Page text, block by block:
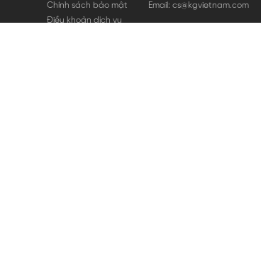
Chính sách bảo mật
Điều khoản dịch vụ
Email: cs@kgvietnam.com